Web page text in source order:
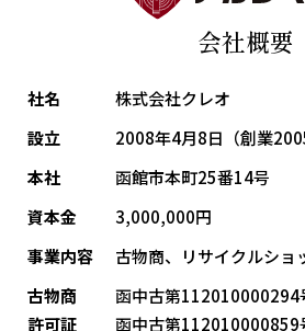
会社概要
社名
株式会社クレオ
設立
2008年4月8日（創業
本社
函館市本町25番14号
資本金
3,000,000円
事業内容
古物商、リサイクルショ
古物商
許可証
函中古第112010000294
函中古第112010000859